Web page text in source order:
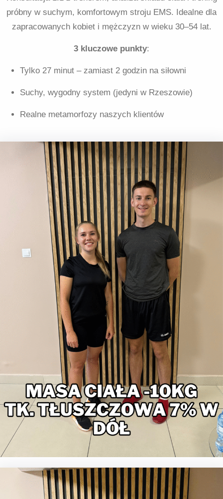
próbny w suchym, komfortowym stroju EMS. Idealne dla
zapracowanych kobiet i mężczyzn w wieku 30–54 lat.
3 kluczowe punkty:
Tylko 27 minut – zamiast 2 godzin na siłowni
Suchy, wygodny system (jedyni w Rzeszowie)
Realne metamorfozy naszych klientów